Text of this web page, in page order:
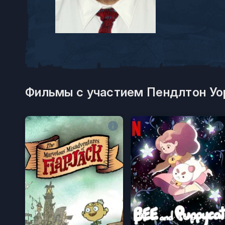
Фильмы с участием Пендлтон